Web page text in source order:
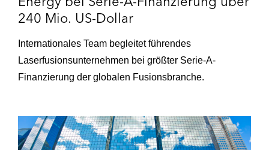
Strategischer Investor – Geplante
Übernahme eines deutschen
Inkassodienstleisters.
Gesellschafter einer deutscher
Leasinggesellschaft – Laufende
Gesellschafter eines deutschen Instituts –
Laufende aufsichtsrechtliche Beratung.
240 Mio. US-Dollar
Internationales Team begleitet führendes
Laserfusionsunternehmen bei größter Serie-A-
Finanzierung der globalen Fusionsbranche.